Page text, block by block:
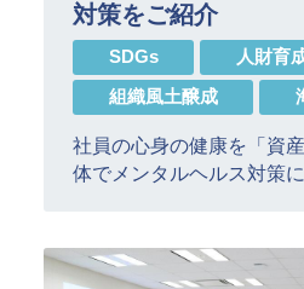
対策をご紹介
SDGs
人財育
組織風土醸成
社員の心身の健康を「資
体でメンタルヘルス対策